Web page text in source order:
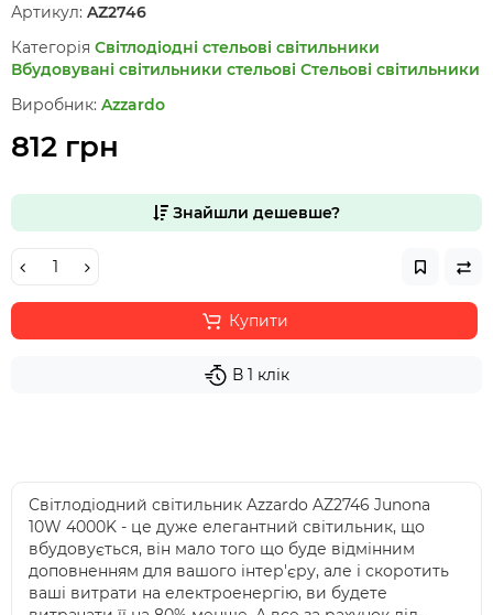
Артикул: AZ2746
Категорія Світлодіодні стельові світильники
Вбудовувані світильники стельові Стельові світильники
Виробник: Azzardo
812 грн
Знайшли дешевше?
Купити
В 1 клік
Світлодіодний світильник Azzardo AZ2746 Junona
10W 4000K - це дуже елегантний світильник, що
вбудовується, він мало того що буде відмінним
доповненням для вашого інтер'єру, але і скоротить
ваші витрати на електроенергію, ви будете